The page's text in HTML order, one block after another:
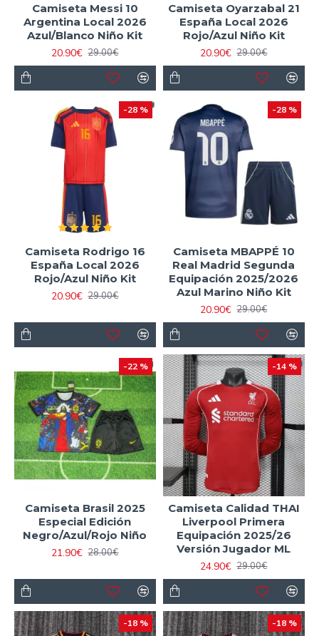
Camiseta Messi 10
Argentina Local 2026
Azul/Blanco Niño Kit
20.90€ 29.00€
Camiseta Oyarzabal 21
España Local 2026
Rojo/Azul Niño Kit
20.90€ 29.00€
-28 %
Camiseta Rodrigo 16
España Local 2026
Rojo/Azul Niño Kit
20.90€ 29.00€
-28 %
Camiseta MBAPPÉ 10
Real Madrid Segunda
Equipación 2025/2026
Azul Marino Niño Kit
20.90€ 29.00€
-22 %
Camiseta Brasil 2025
Especial Edición
Negro/Azul/Rojo Niño
21.90€ 28.00€
-14 %
Camiseta Calidad THAI
Liverpool Primera
Equipación 2025/26
Versión Jugador ML
24.90€ 29.00€
-18 % -18 %